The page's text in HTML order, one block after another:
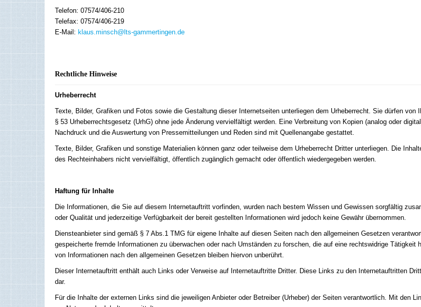
Telefon: 07574/406-210
Telefax: 07574/406-219
E-Mail: klaus.minsch@lts-gammertingen.de
Rechtliche Hinweise
Urheberrecht
Texte, Bilder, Grafiken und Fotos sowie die Gestaltung dieser Internetseiten unterliegen dem Urheberrecht. Sie dürfen
§ 53 Urheberrechtsgesetz (UrhG) ohne jede Änderung vervielfältigt werden. Eine Verbreitung von Kopien (analog oder
Nachdruck und die Auswertung von Pressemitteilungen und Reden sind mit Quellenangabe gestattet.
Texte, Bilder, Grafiken und sonstige Materialien können ganz oder teilweise dem Urheberrecht Dritter unterliegen. Die
des Rechteinhabers nicht vervielfältigt, öffentlich zugänglich gemacht oder öffentlich wiedergegeben werden.
Haftung für Inhalte
Die Informationen, die Sie auf diesem Internetauftritt vorfinden, wurden nach bestem Wissen und Gewissen sorgfältig
oder Qualität und jederzeitige Verfügbarkeit der bereit gestellten Informationen wird jedoch keine Gewähr übernommen.
Diensteanbieter sind gemäß § 7 Abs.1 TMG für eigene Inhalte auf diesen Seiten nach den allgemeinen Gesetzen
gespeicherte fremde Informationen zu überwachen oder nach Umständen zu forschen, die auf eine rechtswidrige Tätigkeit
von Informationen nach den allgemeinen Gesetzen bleiben hiervon unberührt.
Dieser Internetauftritt enthält auch Links oder Verweise auf Internetauftritte Dritter. Diese Links zu den Internetauftritten
dar.
Für die Inhalte der externen Links sind die jeweiligen Anbieter oder Betreiber (Urheber) der Seiten verantwortlich. Mit den